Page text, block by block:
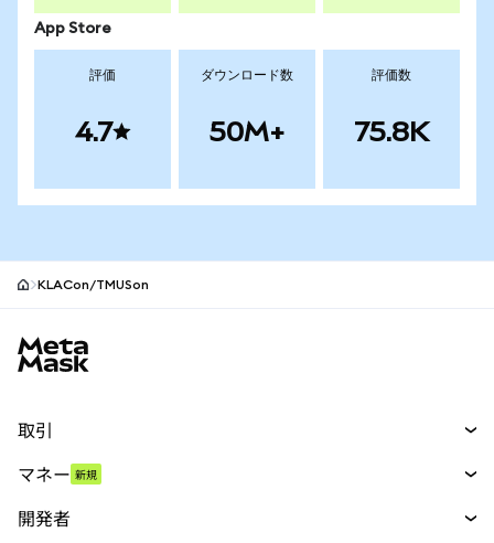
App Store
評価
4.7
ダウンロード数
50M+
評価数
75.8K
KLACon/TMUSon
取引
パーペチュアル
マネー 新規
開発者